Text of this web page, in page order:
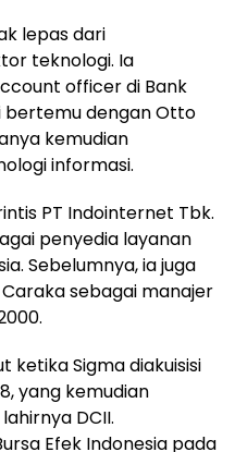
lepas dari
teknologi. Ia
officer di Bank
bertemu dengan Otto
kemudian
informasi.
PT Indointernet Tbk.
penyedia layanan
Sebelumnya, ia juga
sebagai manajer
ketika Sigma diakuisisi
yang kemudian
DCII.
Efek Indonesia pada